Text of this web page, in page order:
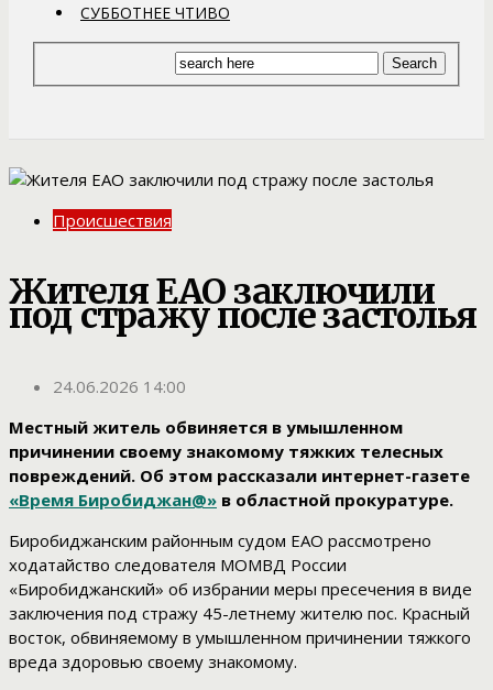
СУББОТНЕЕ ЧТИВО
Происшествия
Жителя ЕАО заключили
под стражу после застолья
24.06.2026 14:00
Местный житель обвиняется в умышленном
причинении своему знакомому тяжких телесных
повреждений. Об этом рассказали интернет-газете
«Время Биробиджан@» в областной прокуратуре.
Биробиджанским районным судом ЕАО рассмотрено
ходатайство следователя МОМВД России
«Биробиджанский» об избрании меры пресечения в виде
заключения под стражу 45-летнему жителю пос. Красный
восток, обвиняемому в умышленном причинении тяжкого
вреда здоровью своему знакомому.